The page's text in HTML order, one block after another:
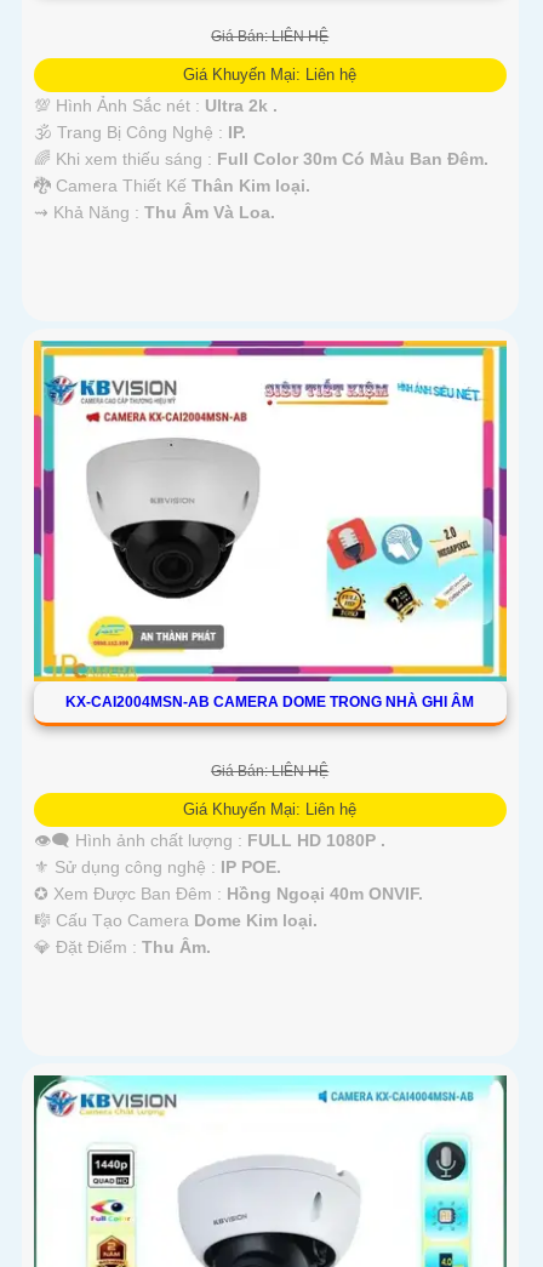
Giá Bán: LIÊN HỆ
Giá Khuyến Mại: Liên hệ
💯 Hình Ảnh Sắc nét : Ultra 2k .
🕉️ Trang Bị Công Nghệ : IP.
🌈 Khi xem thiếu sáng : Full Color 30m Có Màu Ban Ðêm.
🐉️ Camera Thiết Kế Thân Kim loại.
️⇝ Khả Năng : Thu Âm Và Loa.
KX-CAI2004MSN-AB CAMERA DOME TRONG NHÀ GHI ÂM
Giá Bán: LIÊN HỆ
Giá Khuyến Mại: Liên hệ
👁️‍🗨 Hình ảnh chất lượng : FULL HD 1080P .
⚜️ Sử dụng công nghệ : IP POE.
✪ Xem Được Ban Đêm : Hồng Ngoại 40m ONVIF.
🎼️ Cấu Tạo Camera Dome Kim loại.
️💎 Đặt Điểm : Thu Âm.